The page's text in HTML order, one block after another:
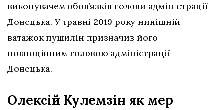
виконувачем обов’язків голови адміністрації
Донецька. У травні 2019 року нинішній
ватажок пушилін призначив його
повноцінним головою адміністрації
Донецька.
Олексій Кулемзін як мер